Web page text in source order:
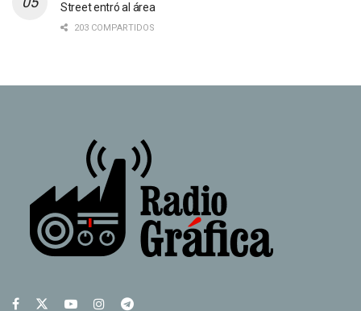
Street entró al área
203 COMPARTIDOS